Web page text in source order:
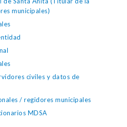
municipales)
civiles y datos de
/ regidores municipales
MDSA